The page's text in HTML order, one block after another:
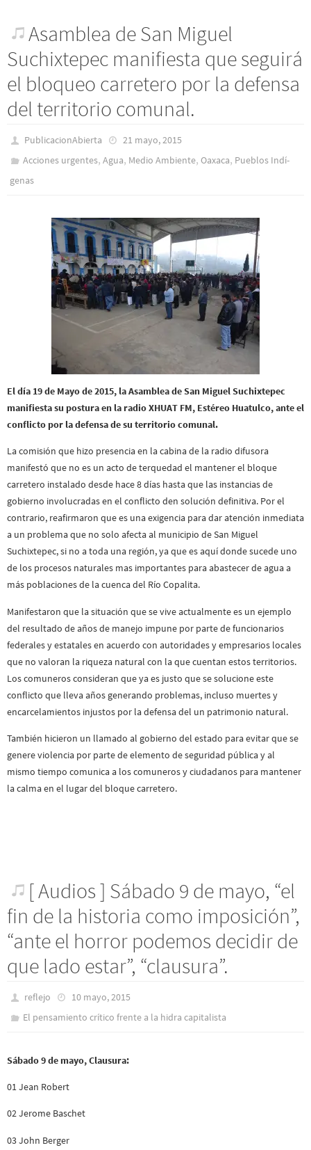
Asamblea de San Miguel
Suchixtepec manifiesta que seguirá
el bloqueo carretero por la defensa
del territorio comunal.
PublicacionAbierta
21 mayo, 2015
Acciones urgentes,Agua, Medio Ambiente,Oaxaca, Pueblos Indí­
genas
El día 19 de Mayo de 2015, la Asamblea de San Miguel Suchixtepec
manifiesta su postura en la radio XHUAT FM, Estéreo Huatulco, ante el
conflicto por la defensa de su territorio comunal.
La comisión que hizo presencia en la cabina de la radio difusora
manifestó que no es un acto de terquedad el mantener el bloque
carretero instalado desde hace 8 días hasta que las instancias de
gobierno involucradas en el conflicto den solución definitiva. Por el
contrario, reafirmaron que es una exigencia para dar atención inmediata
a un problema que no solo afecta al municipio de San Miguel
Suchixtepec, si no a toda una región, ya que es aquí donde sucede uno
de los procesos naturales mas importantes para abastecer de agua a
más poblaciones de la cuenca del Río Copalita.
Manifestaron que la situación que se vive actualmente es un ejemplo
del resultado de años de manejo impune por parte de funcionarios
federales y estatales en acuerdo con autoridades y empresarios locales
que no valoran la riqueza natural con la que cuentan estos territorios.
Los comuneros consideran que ya es justo que se solucione este
conflicto que lleva años generando problemas, incluso muertes y
encarcelamientos injustos por la defensa del un patrimonio natural.
También hicieron un llamado al gobierno del estado para evitar que se
genere violencia por parte de elemento de seguridad pública y al
mismo tiempo comunica a los comuneros y ciudadanos para mantener
la calma en el lugar del bloque carretero.
[ Audios ] Sábado 9 de mayo, “el
fin de la historia como imposición”,
“ante el horror podemos decidir de
que lado estar”, “clausura”.
reflejo
10 mayo, 2015
El pensamiento crítico frente a la hidra capitalista
Sábado 9 de mayo, Clausura:
01 Jean Robert
02 Jerome Baschet
03 John Berger